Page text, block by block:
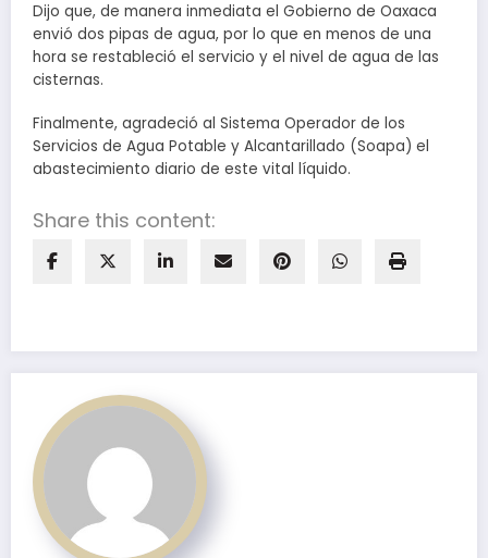
Dijo que, de manera inmediata el Gobierno de Oaxaca
envió dos pipas de agua, por lo que en menos de una
hora se restableció el servicio y el nivel de agua de las
cisternas.
Finalmente, agradeció al Sistema Operador de los
Servicios de Agua Potable y Alcantarillado (Soapa) el
abastecimiento diario de este vital líquido.
Share this content: